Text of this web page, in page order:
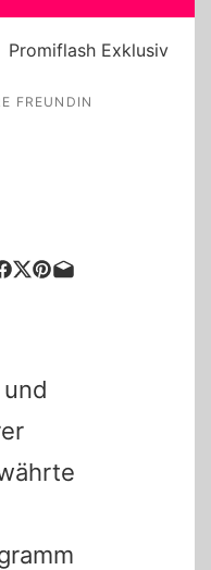
Promiflash Exklusiv
FREUNDIN